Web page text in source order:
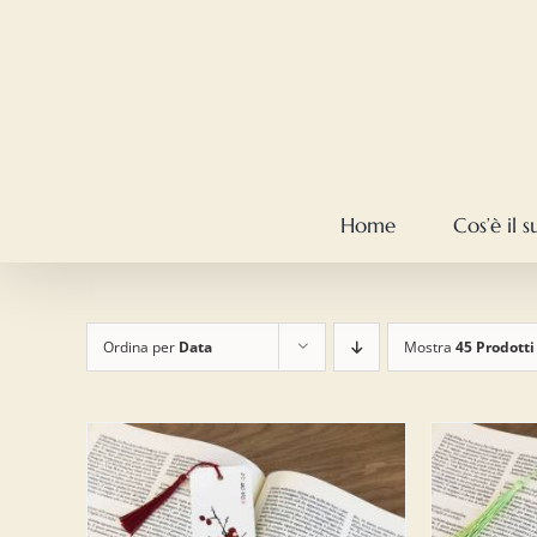
Home Cos’è il
Ordina per Data Mostra 45 Prodotti